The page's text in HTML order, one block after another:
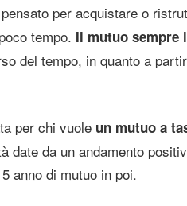
per acquistare o
tempo. Il mutuo sempre
del tempo, in quanto a
per chi vuole un mutuo a
date da un andamento
anno di mutuo in poi.